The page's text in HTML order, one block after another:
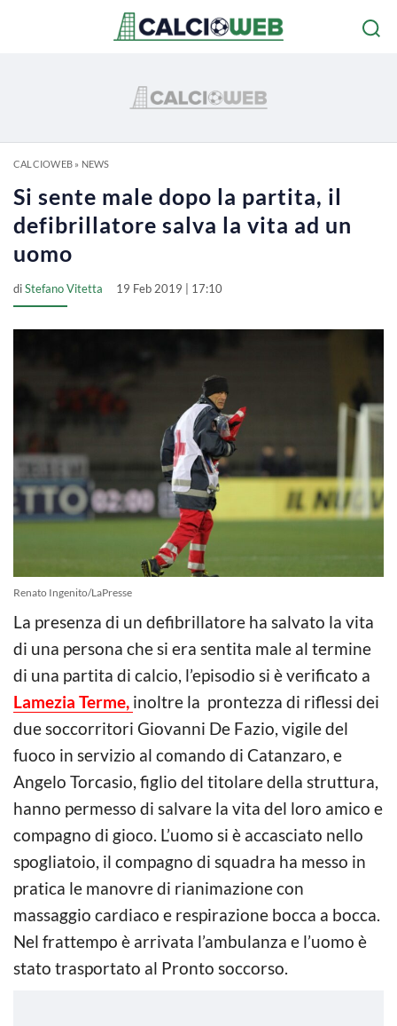
CALCIOWEB» NEWS
Si sente male dopo la partita, il
defibrillatore salva la vita ad un
uomo
diStefano Vitetta 19 Feb 2019 | 17:10
Renato Ingenito/LaPresse
La presenza di un defibrillatore ha salvato la vita
di una persona che si era sentita male al termine
di una partita di calcio, l’episodio si è verificato a
Lamezia Terme, inoltre la prontezza di riflessi dei
due soccorritori Giovanni De Fazio, vigile del
fuoco in servizio al comando di Catanzaro, e
Angelo Torcasio, figlio del titolare della struttura,
hanno permesso di salvare la vita del loro amico e
compagno di gioco. L’uomo si è accasciato nello
spogliatoio, il compagno di squadra ha messo in
pratica le manovre di rianimazione con
massaggio cardiaco e respirazione bocca a bocca.
Nel frattempo è arrivata l’ambulanza e l’uomo è
stato trasportato al Pronto soccorso.